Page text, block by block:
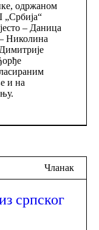
одржаном
– Даница
Николина
и на
Чланак
српског